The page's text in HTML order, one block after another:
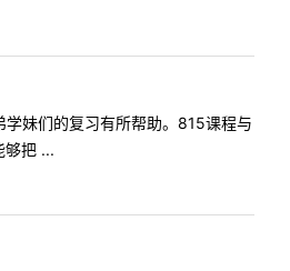
妹们的复习有所帮助。815课程与
够把 ...